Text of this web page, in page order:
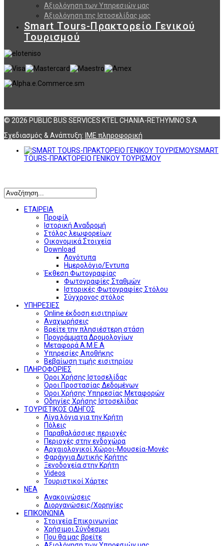
Αξιολόγηση των Υπηρεσιών μας
Αξιολόγηση της Ιστοσελίδας μας
Smart Tours-Πρακτορείο Γενικού
Τουρισμού
© 2026 PUBLIC BUS SERVICES KTEL CHANIA-RETHYMNO S.A
Σχεδιασμός & Ανάπτυξη: ΙΜΕ πληροφορική
SMART
TOURS-ΠΡΑΚΤΟΡΕΙΟ ΓΕΝΙΚΟΥ ΤΟΥΡΙΣΜΟΥ
ΕΤΑΙΡΕΙΑ
Προφίλ
Ιστορική Αναδρομή
Στόλος λεωφορείων
Οικονομικά Στοιχεία
Download
Λογότυπα
Ημερολόγιο/Έντυπα
Έκθεση Φωτογραφίας
Φωτογραφίες Σταθμών
Ιστορικές Φωτογραφίες Στόλου
Σύγχρονος στόλος
ΥΠΗΡΕΣΙΕΣ
Online έκδοση εισιτηρίων
Αναχωρήσεις
Βρείτε την πλησιέστερη στάση
Προγράμματα Δρομολογίων
Μεταφορά Α.Μ.Ε.Α
Υπηρεσίες Αποθήκης
Βεβαίωση τιμής εισιτηρίου
ΠΛΗΡΟΦΟΡΙΕΣ
Όροι Χρήσης Ιστοσελίδας
Όροι Προστασίας Δεδομένων
Όροι Χρήσης Υπηρεσίας Μεταφορών
Οδηγίες Χρήσης Ιστοσελίδας
ΤΟΥΡΙΣΤΙΚΟΣ ΟΔΗΓΟΣ
Λίγα λόγια για την Κρήτη
Πόλεις
Παραθαλάσσιες περιοχές
Περιοχές στην ενδοχώρα
Αρχαιολογικοί Χώροι-Μουσεία-Μονές
Φαράγγια Δυτικής Κρήτης
Ξενοδοχεία στην Κρήτη
Videos
Τουριστικοί Χάρτες
ΝΕΑ
Ανακοινώσεις
Διοργανώσεις/Χορηγίες
ΕΠΙΚΟΙΝΩΝΙΑ
Στοιχεία Επικοινωνίας
Χρήσιμοι Σύνδεσμοι
Που θα μας βρείτε